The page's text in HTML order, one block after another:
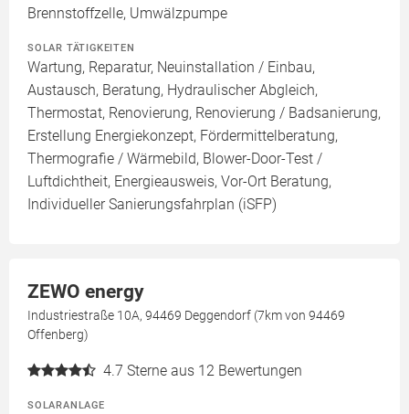
Brennstoffzelle, Umwälzpumpe
SOLAR TÄTIGKEITEN
Wartung, Reparatur, Neuinstallation / Einbau,
Austausch, Beratung, Hydraulischer Abgleich,
Thermostat, Renovierung, Renovierung / Badsanierung,
Erstellung Energiekonzept, Fördermittelberatung,
Thermografie / Wärmebild, Blower-Door-Test /
Luftdichtheit, Energieausweis, Vor-Ort Beratung,
Individueller Sanierungsfahrplan (iSFP)
ZEWO energy
Industriestraße 10A, 94469 Deggendorf (7km von 94469
Offenberg)
4.7 Sterne aus 12 Bewertungen
SOLARANLAGE